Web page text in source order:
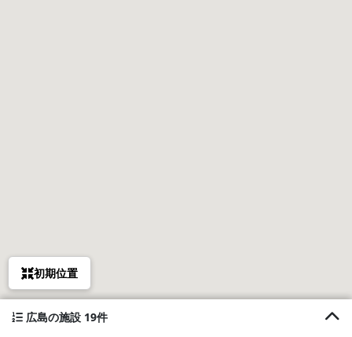
初期位置
広島の施設 19件1. 一棟貸し宿 凪nagi B棟（ペット可）